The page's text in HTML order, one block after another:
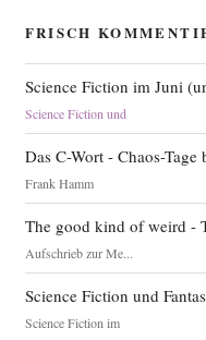
FRISCH
Science Fiction im Juni
Science Fiction und
Das C-Wort - Chaos-Tage
Frank Hamm
The good kind of weird -
Aufschrieb zur Me...
Science Fiction und
Science Fiction im